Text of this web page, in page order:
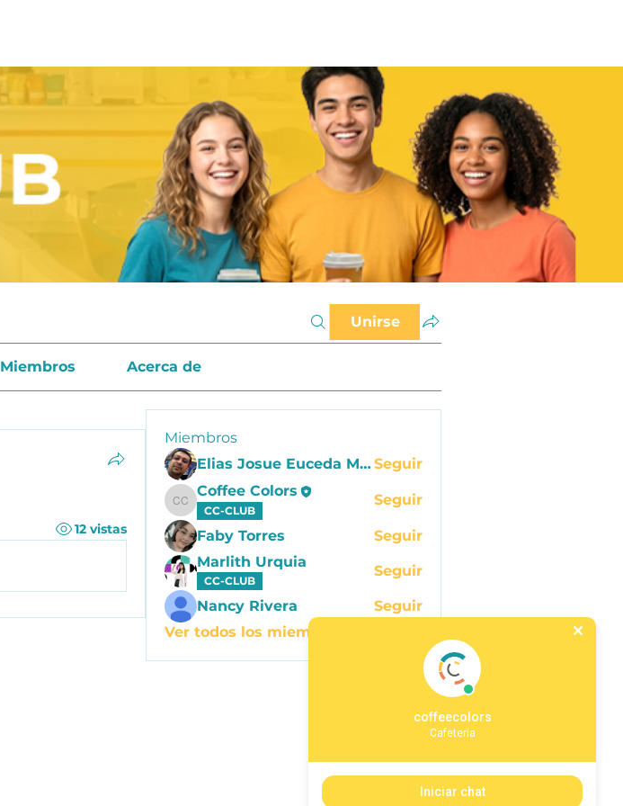
Unirse
Miembros Acerca de
12 vistas
Miembros
Elias Josue Euceda MaldonadoSeguir
Coffee Colors
Coffee Colors
CC-CLUB
Seguir
Faby Torres
Seguir
Marlith Urquia
CC-CLUB
Seguir
Nancy Rivera
Seguir
Ver todos los miembros (5)
coffeecolors
Cafeteria
Iniciar chat